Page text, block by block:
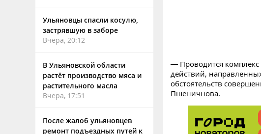
Ульяновцы спасли косулю,
застрявшую в заборе
Вчера, 20:12
В Ульяновской области
растёт производство мяса и
растительного масла
Вчера, 17:51
После жалоб ульяновцев
ремонт подъездных путей к
— Проводится
действий,
обстоятельств
Пшеничнова.